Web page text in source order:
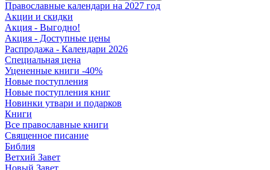
Православные календари на 2027 год
Акции и скидки
Акция - Выгодно!
Акция - Доступные цены
Распродажа - Календари 2026
Специальная цена
Уцененные книги -40%
Новые поступления
Новые поступления книг
Новинки утвари и подарков
Книги
Все православные книги
Священное писание
Библия
Ветхий Завет
Новый Завет